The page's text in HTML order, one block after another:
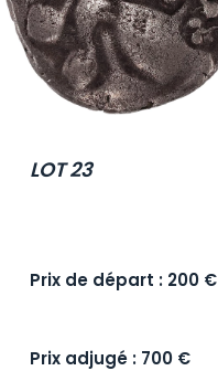
LOT 23
Prix de départ : 200 €
Prix adjugé : 700 €